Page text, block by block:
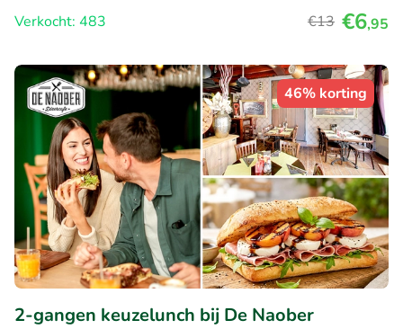
Verkocht: 483
€13 €6,95
46% korting
2-gangen keuzelunch bij De Naober